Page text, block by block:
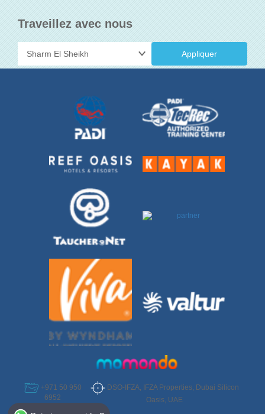
Traveillez avec nous
Appliquer
+971 50 950
6952
DSO-IFZA, IFZA Properties, Dubai Silicon
Oasis, UAE
Select Destination